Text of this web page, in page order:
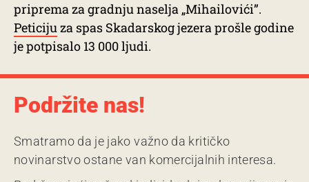
priprema za gradnju naselja „Mihailovići”.
Peticijuza spas Skadarskog jezera prošle godine
je potpisalo 13 000 ljudi.
Podržite nas!
Smatramo da je jako važno da kritičko
novinarstvo ostane van komercijalnih interesa.